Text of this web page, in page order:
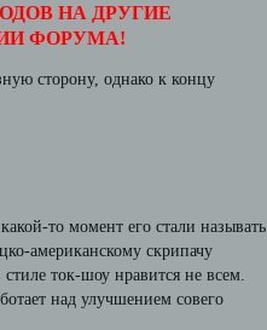
НА ДРУГИЕ
ФОРУМА!
сторону, однако к концу
то момент его стали называть
американскому скрипачу
ток-шоу нравится не всем.
над улучшением совего